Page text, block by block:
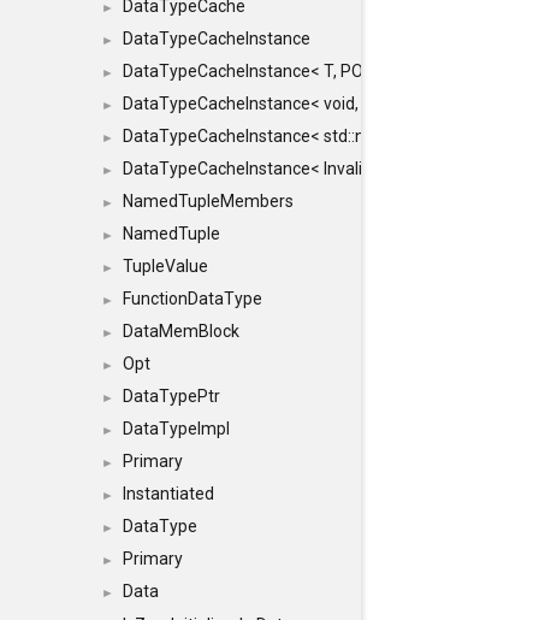
► DataTypeCache
► DataTypeCacheInstance
► DataTypeCacheInstance< T, POLICY, true >
► DataTypeCacheInstance< void, POLICY, true >
► DataTypeCacheInstance< std::nullptr_t, POLICY, true >
► DataTypeCacheInstance< InvalidType, POLICY, true >
► NamedTupleMembers
► NamedTuple
► TupleValue
► FunctionDataType
► DataMemBlock
► Opt
► DataTypePtr
► DataTypeImpl
► Primary
► Instantiated
► DataType
► Primary
►
Data